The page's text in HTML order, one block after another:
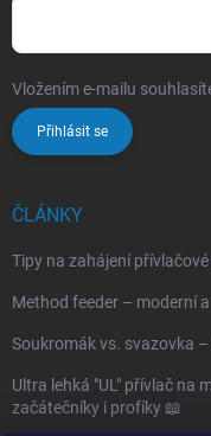
Vložením e-mailu
Přihlásit se
ČLÁNKY
Tipy na zahájení
Method feeder – moderní
Soukromák vs. svazovka
Ultra lehká "UL" přívlač na
začátečníky i profíky 📖